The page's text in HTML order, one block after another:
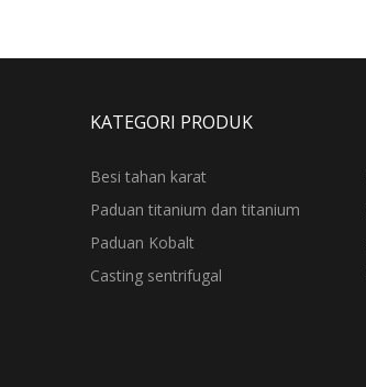
KATEGORI PRODUK
Besi tahan karat
Paduan titanium dan titanium
Paduan Kobalt
Casting sentrifugal